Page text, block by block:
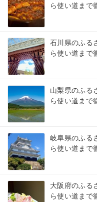
ら使い道まで
石川県のふる
ら使い道まで
山梨県のふる
ら使い道まで
岐阜県のふる
ら使い道まで
大阪府のふる
ら使い道まで